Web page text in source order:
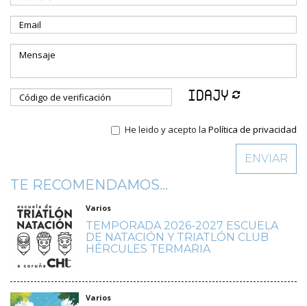
He leido y acepto la Política de privacidad
TE RECOMENDAMOS...
Varios
TEMPORADA 2026-2027 ESCUELA
DE NATACIÓN Y TRIATLÓN CLUB
HÉRCULES TERMARIA
Varios